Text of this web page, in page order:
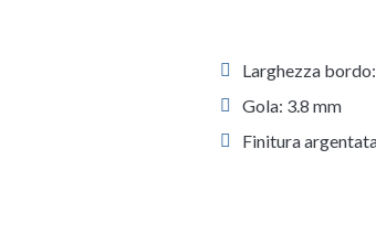
Larghezza
Gola: 3.8 mm
Finitura